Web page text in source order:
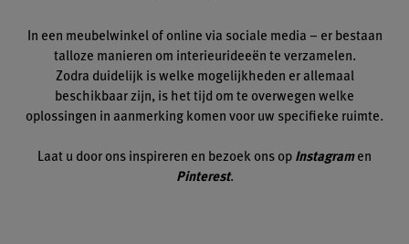
In een meubelwinkel of online via sociale media – er bestaan
talloze manieren om interieurideeën te verzamelen.
Zodra duidelijk is welke mogelijkheden er allemaal
beschikbaar zijn, is het tijd om te overwegen welke
oplossingen in aanmerking komen voor uw specifieke ruimte.
Laat u door ons inspireren en bezoek ons opInstagramen
Pinterest.